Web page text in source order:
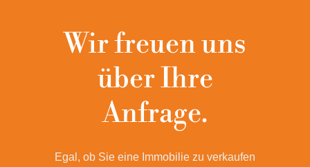
Wir freuen uns
über Ihre
Anfrage.
Egal, ob Sie eine Immobilie zu verkaufen